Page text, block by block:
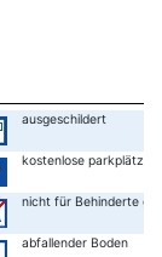
ausgeschildert
kostenlose parkplätze
nicht für Behinderte
abfallender Boden